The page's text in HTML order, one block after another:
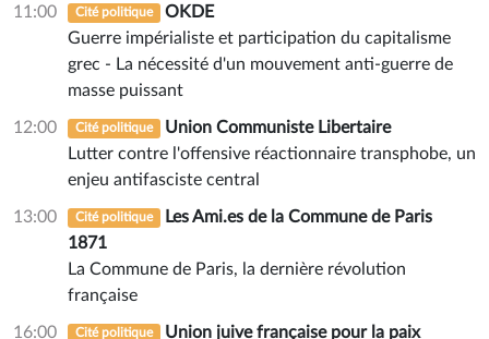
11:00 Cité politique
OKDE
Guerre impérialiste et participation du capitalisme
grec - La nécessité d'un mouvement anti-guerre de
masse puissant
12:00 Cité politique
Union Communiste Libertaire
Lutter contre l'offensive réactionnaire transphobe, un
enjeu antifasciste central
13:00 Cité politique
Les Ami.es de la Commune de Paris
1871
La Commune de Paris, la dernière révolution
française
16:00 Cité politique Union juive française pour la paix